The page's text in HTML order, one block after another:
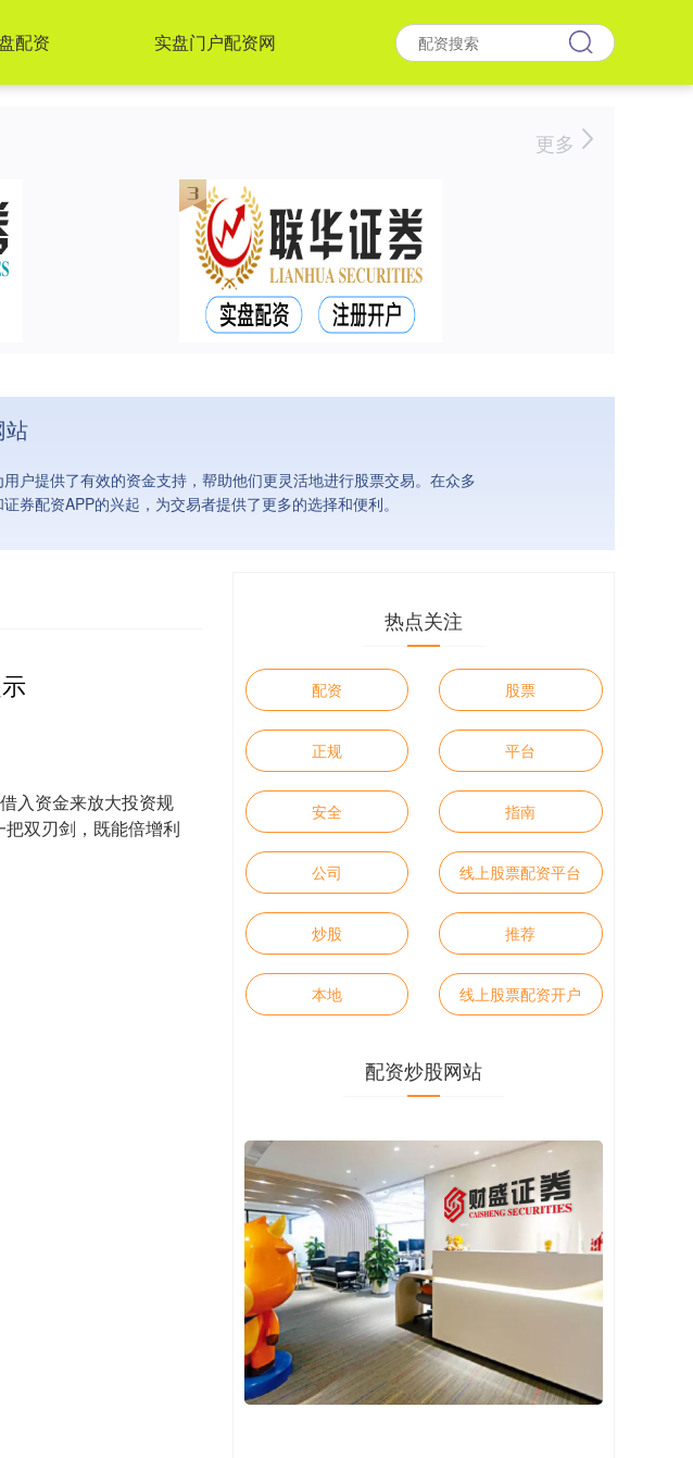
配资 实盘门户配资网
更多
站
户提供了有效的资金支持，帮助他们更灵活地进行股票交易。在众多
券配资APP的兴起，为交易者提供了更多的选择和便利。
入资金来放大投资规
双刃剑，既能倍增利
热点关注
配资 股票
正规 平台
安全 指南
公司 线上股票配资平台
炒股 推荐
本地 线上股票配资开户
配资炒股网站